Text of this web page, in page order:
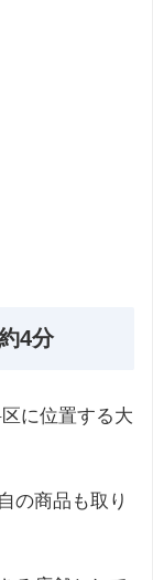
4分
に位置する大
の商品も取り